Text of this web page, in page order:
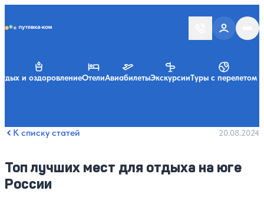
и оздоровлениеОтелиАвиабилетыЭкскурсииТуры с перелетом
Топ лучших мест для отдыха на юге
России
К списку статей 20.08.2024